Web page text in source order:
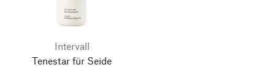
Intervall
Tenestar für Seide